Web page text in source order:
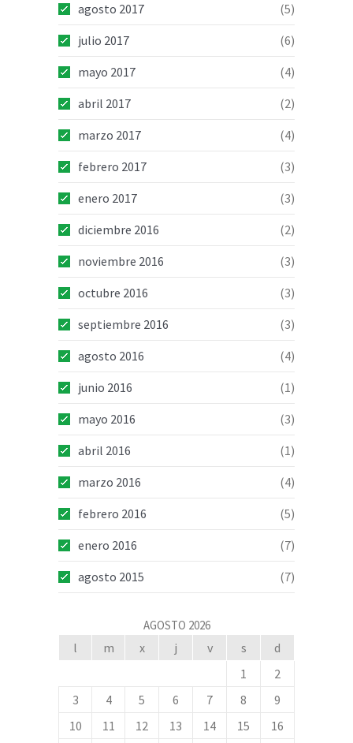
agosto 2017
(5)
julio 2017
(6)
mayo 2017
(4)
abril 2017
(2)
marzo 2017
(4)
febrero 2017
(3)
enero 2017
(3)
diciembre 2016
(2)
noviembre 2016
(3)
octubre 2016
(3)
septiembre 2016
(3)
agosto 2016
(4)
junio 2016
(1)
mayo 2016
(3)
abril 2016
(1)
marzo 2016
(4)
febrero 2016
(5)
enero 2016
(7)
agosto 2015
(7)
AGOSTO 2026
l m x j v s
d
1
2
3
4 5 6 7 8
9
10
11 12 13 14 15
16